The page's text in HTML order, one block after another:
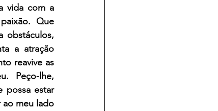
vida com a
Que
obstáculos,
a atração
reavive as
Peço-lhe,
possa estar
ao meu lado